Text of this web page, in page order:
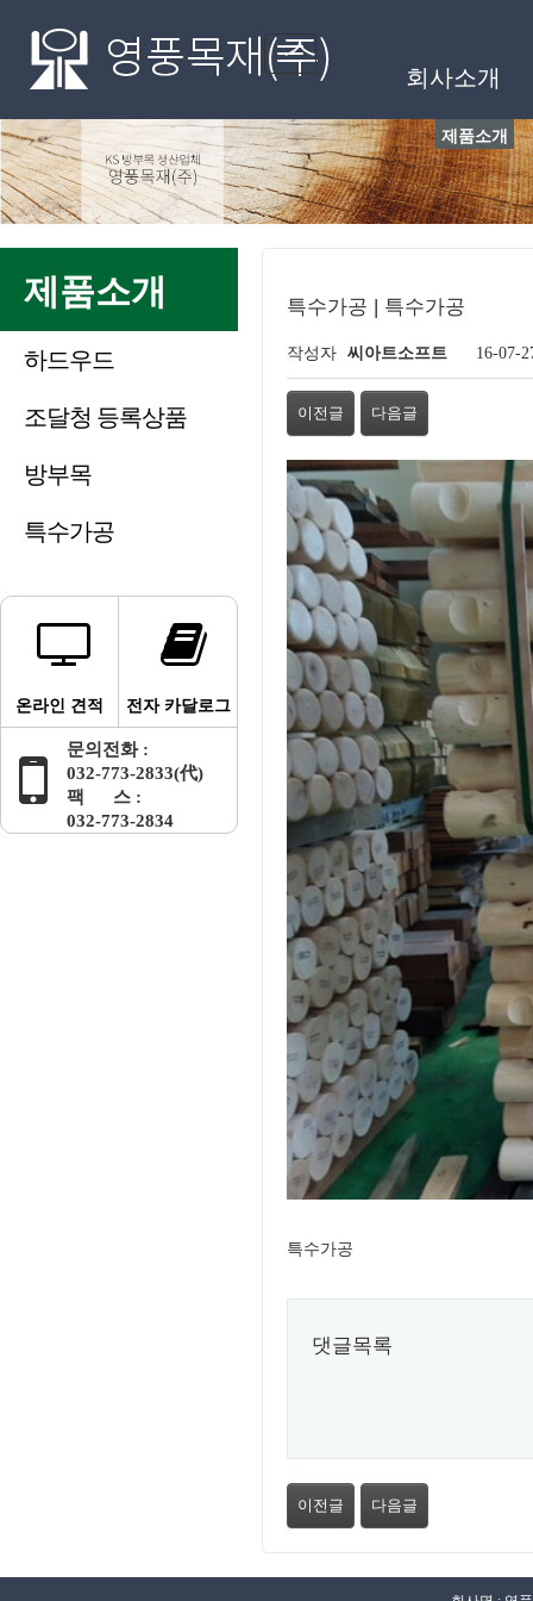
Toggle
navigation
회사소개
제품소개
하드우드
조달청 등록상품
방부목
특수가공
온라인 견적 전자 카달로그
문의전화 :
032-773-2833(代)
팩 스 :
032-773-2834
제품소개
특수가공 | 특수가공
페이지 정보
작성자 씨아트소프트 16-07-
관련링크
이전글 다음글
본문
특수가공
댓글목록
이전글 다음글